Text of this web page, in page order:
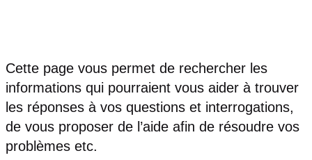
Cette page vous permet de rechercher les
informations qui pourraient vous aider à trouver
les réponses à vos questions et interrogations,
de vous proposer de l’aide afin de résoudre vos
problèmes etc.